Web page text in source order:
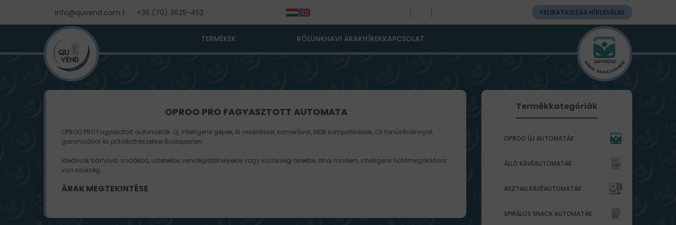
info@quvend.com | +36 (70) 3625-452 FELIRATKOZÁS HÍRLEVÉLRE
TERMÉKEK RÓLUNKHAVI ÁRAKHÍREKKAPCSOLAT
OPROO PRO FAGYASZTOTT AUTOMATA
OPROO PRO Fagyasztott automaták új, intelligens gépek, AI vezérléssel, kamerával, MDB kompatibilisek, CE tanúsítvánnyal,
garanciával és pótalkatrészekkel Budapesten.
Ideálisak bárhová: irodákba, üzletekbe, vendéglátóhelyekre vagy közösségi terekbe, ahol modern, intelligens hűtőmegoldásra
van szükség.
ÁRAK MEGTEKINTÉSE
Termékkategóriák
OPROO ÚJ AUTOMATÁK
ÁLLÓ KÁVÉAUTOMATÁK
ASZTALI KÁVÉAUTOMATÁK
SPIRÁLOS SNACK AUTOMATÁK